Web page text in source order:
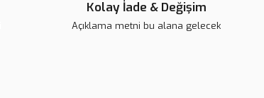
Kolay İade & Değişim
Açıklama metni bu alana gelecek